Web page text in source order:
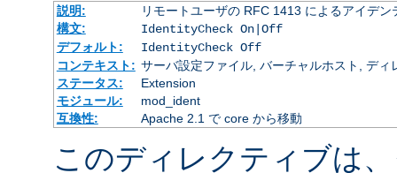
説明:
リモートユーザの RFC 1413 によるアイデ
構文:
IdentityCheck On|Off
デフォルト:
IdentityCheck Off
コンテキスト: サーバ設定ファイル, バーチャルホスト, ディ
ステータス:
Extension
モジュール:
mod_ident
互換性:
Apache 2.1 で core から移動
このディレクティブは